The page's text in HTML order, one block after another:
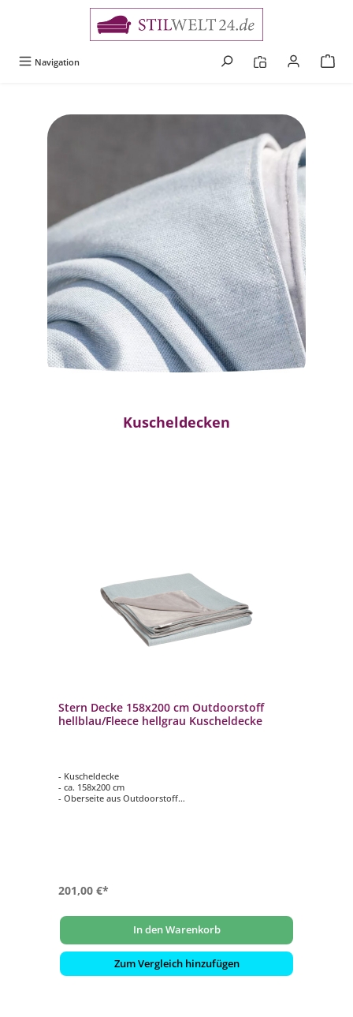
Navigation
Kuscheldecken
Stern Decke 158x200 cm Outdoorstoff
hellblau/Fleece hellgrau Kuscheldecke
- Kuscheldecke
- ca. 158x200 cm
- Oberseite aus Outdoorstoff
201,00 €*
In den Warenkorb
Zum Vergleich hinzufügen